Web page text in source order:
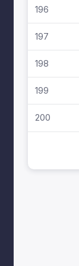
196
197
198
199
200